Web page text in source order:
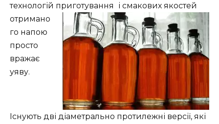
технологій приготування
і смакових якостей
отримано
го напою
просто
вражає
уяву.
Існують дві діаметрально протилежні версії, які